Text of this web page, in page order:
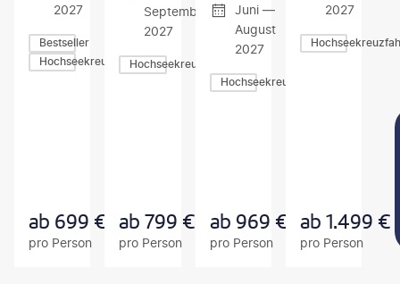
2027
Bestseller
Hochseekreuzfahrten
ab 699 €
pro Person
B
O
T
September
2027
Hochseekreuzfahrten
ab 799 €
pro Person
B
O
T
Juni —
August
2027
Hochseekreuzfahrten
ab 969 €
pro Person
B
O
T
2027
ab1.499 €
pro Person